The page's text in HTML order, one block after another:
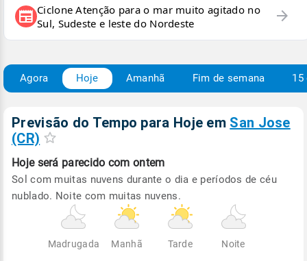
newspaper Ciclone Atenção para o mar muito agitado no
Sul, Sudeste e leste do Nordeste
arrow_forward
Agora Hoje Amanhã Fim de semana 15
Previsão do Tempo para Hoje em San Jose
(CR)
Hoje será parecido com ontem
Sol com muitas nuvens durante o dia e períodos de céu
nublado. Noite com muitas nuvens.
Madrugada Manhã Tarde Noite